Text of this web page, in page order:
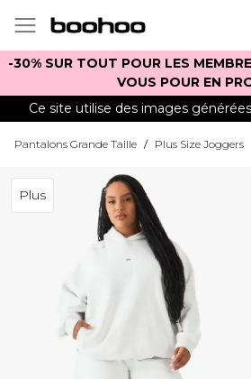
-30% SUR TOUT POUR LES
VOUS POUR EN
Ce site utilise des images
Pantalons Grande Taille / Plus Size Joggers
Plus